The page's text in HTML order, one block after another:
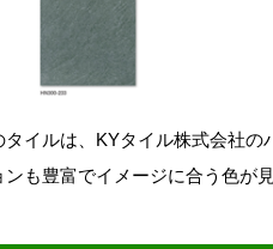
イルは、KYタイル株式会社の
も豊富でイメージに合う色が